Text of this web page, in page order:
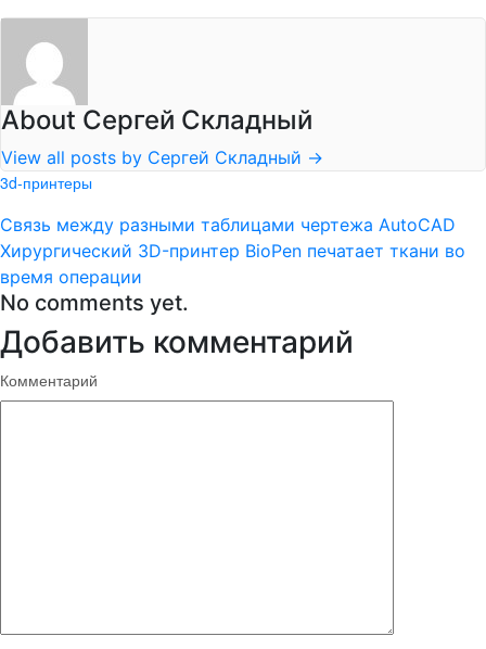
About Сергей Складный
View all posts by Сергей Складный →
3d-принтеры
Связь между разными таблицами чертежа AutoCAD
Хирургический 3D-принтер BioPen печатает ткани во
время операции
No comments yet.
Добавить комментарий
Комментарий